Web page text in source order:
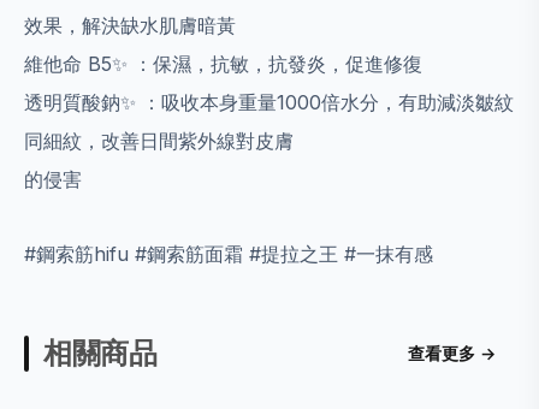
效果，解決缺⽔肌膚暗⿈
維他命 B5✨ ：保濕，抗敏，抗發炎，促進修復
透明質酸鈉✨ ：吸收本⾝重量1000倍⽔分，有助減淡皺紋
同細紋，改善⽇間紫外線對⽪膚
的侵害
#鋼索筋hifu #鋼索筋面霜 #提拉之王 #一抹有感
相關商品 查看更多 →